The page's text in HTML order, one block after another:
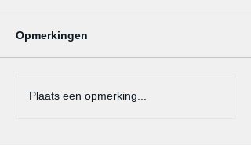
Opmerkingen
Plaats een opmerking...